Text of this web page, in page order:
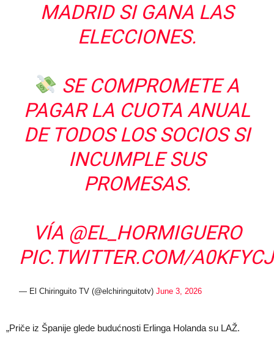
MADRID SI GANA LAS
ELECCIONES.
SE COMPROMETE A
PAGAR LA CUOTA ANUAL
DE TODOS LOS SOCIOS SI
INCUMPLE SUS
PROMESAS.
VÍA @EL_HORMIGUERO
PIC.TWITTER.COM/
— El Chiringuito TV (@elchiringuitotv)June 3, 2026
„Priče iz Španije glede budućnosti Erlinga Holanda su LAŽ.